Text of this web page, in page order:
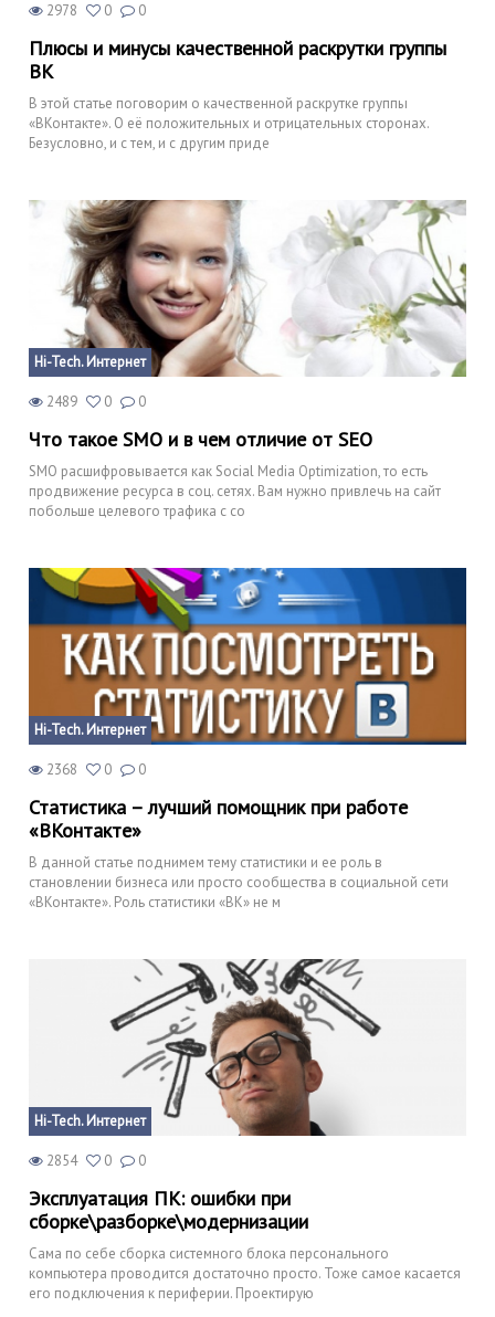
2978 0 0
Плюсы и минусы качественной раскрутки группы
ВК
В этой статье поговорим о качественной раскрутке группы
«ВКонтакте». О её положительных и отрицательных сторонах.
Безусловно, и с тем, и с другим приде
Hi-Tech. Интернет
2489 0 0
Что такое SMO и в чем отличие от SEO
SMO расшифровывается как Social Media Optimization, то есть
продвижение ресурса в соц. сетях. Вам нужно привлечь на сайт
побольше целевого трафика с со
Hi-Tech. Интернет
2368 0 0
Статистика – лучший помощник при работе
«ВКонтакте»
В данной статье поднимем тему статистики и ее роль в
становлении бизнеса или просто сообщества в социальной сети
«ВКонтакте». Роль статистики «ВК» не м
Hi-Tech. Интернет
2854 0 0
Эксплуатация ПК: ошибки при
сборке\разборке\модернизации
Сама по себе сборка системного блока персонального
компьютера проводится достаточно просто. Тоже самое касается
его подключения к периферии. Проектирую